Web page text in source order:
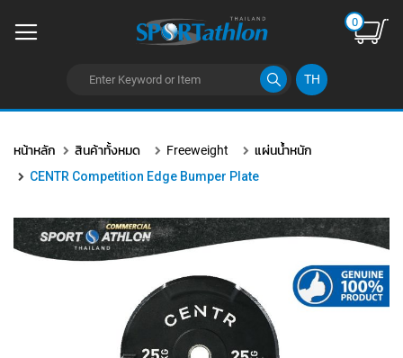
TH
0
ยัง
เนื้อหา
หน้าหลัก สินค้าทั้งหมด Freeweight
แผ่นน้ำหนัก
CENTR Competition Edge Bumper Plate